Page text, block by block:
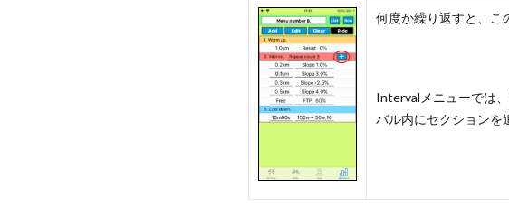
何度か繰り返すと、こ
Intervalメニューでは
バル内にセクションを